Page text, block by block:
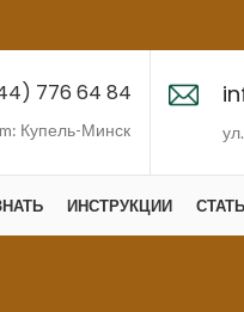
776 64 84
Купель-Минск
ИНСТРУКЦИИ